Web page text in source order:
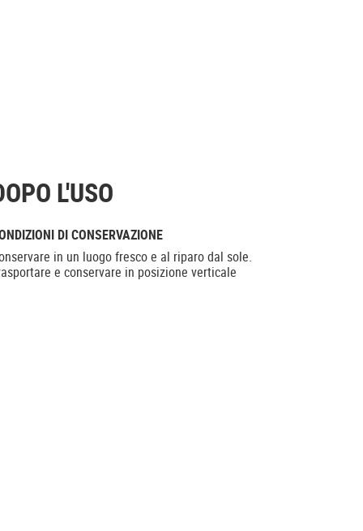
L'USO
DI CONSERVAZIONE
in un luogo fresco e al riparo dal sole.
e conservare in posizione verticale